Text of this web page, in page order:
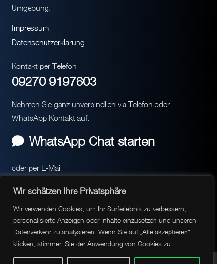
Wir schätzen Ihre Privatsphäre
Wir verwenden Cookies, um Ihr Surferlebnis zu verbessern,
personalisierte Anzeigen oder Inhalte einzusetzen und unseren
Datenverkehr zu analysieren. Wenn Sie auf „Alle akzeptieren"
klicken, stimmen Sie der Anwendung von Cookies zu.
Umgebung.
Impressum
Datenschutzerklärung
Kontakt per Telefon
09270 9197603
Nehmen Sie ganz unverbindlich via Telefon oder
WhatsApp Kontakt auf.
WhatsApp Chat starten
oder per E-Mail
Mit der Übermittlung Ihrer persönlichen Daten an die
angegebenen E-Mails bestätigen Sie Ihr Einverständnis mit
der Verarbeitung der persönlichen Daten.